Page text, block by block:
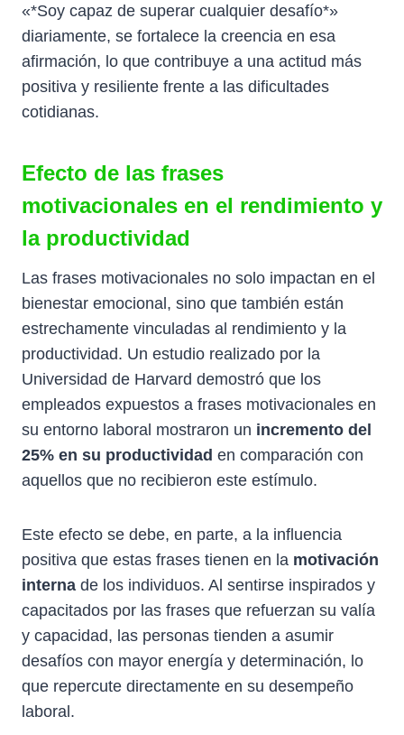
«*Soy capaz de superar cualquier desafío*»
diariamente, se fortalece la creencia en esa
afirmación, lo que contribuye a una actitud más
positiva y resiliente frente a las dificultades
cotidianas.
Efecto de las frases
motivacionales en el rendimiento y
la productividad
Las frases motivacionales no solo impactan en el
bienestar emocional, sino que también están
estrechamente vinculadas al rendimiento y la
productividad. Un estudio realizado por la
Universidad de Harvard demostró que los
empleados expuestos a frases motivacionales en
su entorno laboral mostraron un incremento del
25% en su productividad en comparación con
aquellos que no recibieron este estímulo.
Este efecto se debe, en parte, a la influencia
positiva que estas frases tienen en la motivación
interna de los individuos. Al sentirse inspirados y
capacitados por las frases que refuerzan su valía
y capacidad, las personas tienden a asumir
desafíos con mayor energía y determinación, lo
que repercute directamente en su desempeño
laboral.